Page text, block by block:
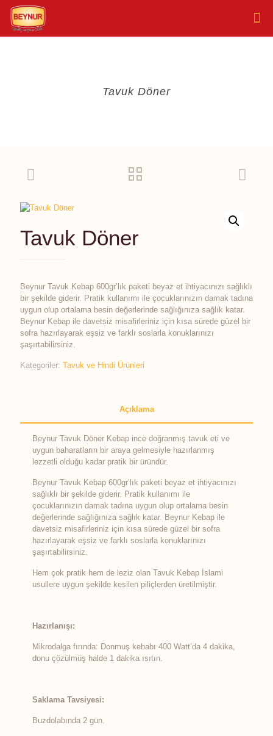
Tavuk Döner
Tavuk Döner
Beynur Tavuk Kebap 600gr’lık paketi beyaz et ihtiyacınızı sağlıklı
bir şekilde giderir. Pratik kullanımı ile çocuklarınızın damak tadına
uygun olup ortalama besin değerlerinde sağlığınıza sağlık katar.
Beynur Kebap ile davetsiz misafirleriniz için kısa sürede güzel bir
sofra hazırlayarak eşsiz ve farklı soslarla konuklarınızı
şaşırtabilirsiniz.
Kategoriler: Tavuk ve Hindi Ürünleri
Açıklama
Beynur Tavuk Döner Kebap ince doğranmış tavuk eti ve
uygun baharatların bir araya gelmesiyle hazırlanmış
lezzetli olduğu kadar pratik bir üründür.
Beynur Tavuk Kebap 600gr’lık paketi beyaz et ihtiyacınızı
sağlıklı bir şekilde giderir. Pratik kullanımı ile
çocuklarınızın damak tadına uygun olup ortalama besin
değerlerinde sağlığınıza sağlık katar. Beynur Kebap ile
davetsiz misafirleriniz için kısa sürede güzel bir sofra
hazırlayarak eşsiz ve farklı soslarla konuklarınızı
şaşırtabilirsiniz.
Hem çok pratik hem de leziz olan Tavuk Kebap İslami
usullere uygun şekilde kesilen piliçlerden üretilmiştir.
Hazırlanışı:
Mikrodalga fırında: Donmuş kebabı 400 Watt’da 4 dakika,
donu çözülmüş halde 1 dakika ısıtın.
Saklama Tavsiyesi:
Buzdolabında 2 gün.